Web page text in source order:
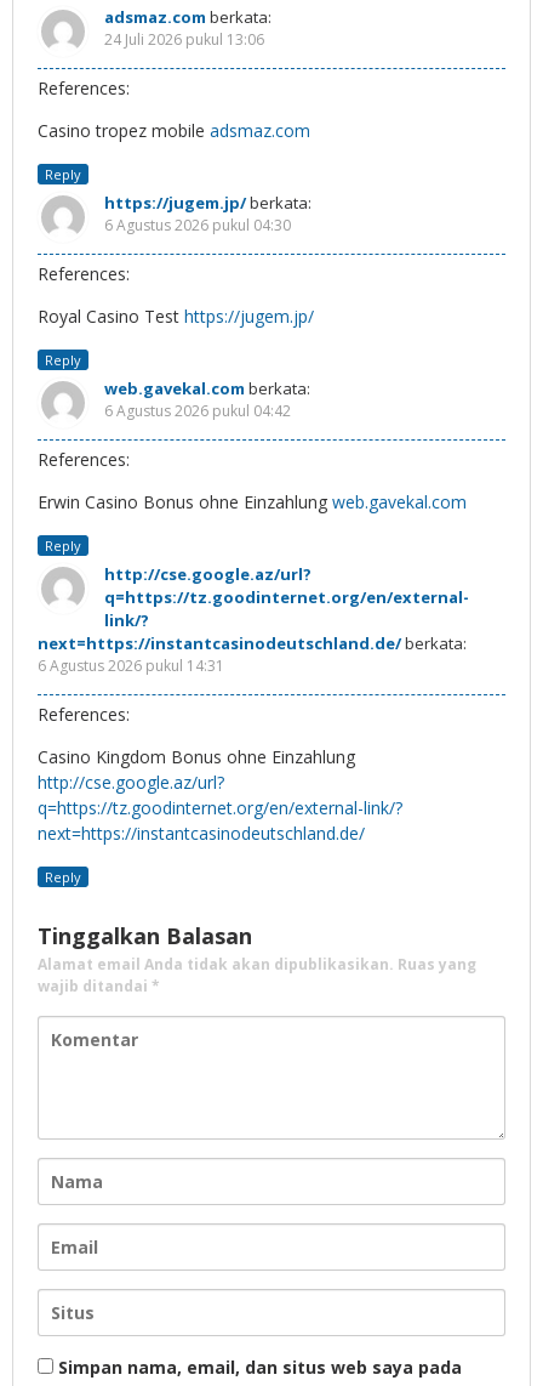
adsmaz.com berkata:
24 Juli 2026 pukul 13:06
References:
Casino tropez mobile adsmaz.com
Reply
https://jugem.jp/berkata:
6 Agustus 2026 pukul 04:30
References:
Royal Casino Test https://jugem.jp/
Reply
web.gavekal.com berkata:
6 Agustus 2026 pukul 04:42
References:
Erwin Casino Bonus ohne Einzahlung web.gavekal.com
Reply
http://cse.google.az/url?
q=https://tz.goodinternet.org/en/external-
link/?
next=https://instantcasinodeutschland.de/berkata:
6 Agustus 2026 pukul 14:31
References:
Casino Kingdom Bonus ohne Einzahlung
http://cse.google.az/url?
q=https://tz.goodinternet.org/en/external-link/?
next=https://instantcasinodeutschland.de/
Reply
Tinggalkan Balasan
Alamat email Anda tidak akan dipublikasikan. Ruas yang
wajib ditandai *
Simpan nama, email, dan situs web saya pada